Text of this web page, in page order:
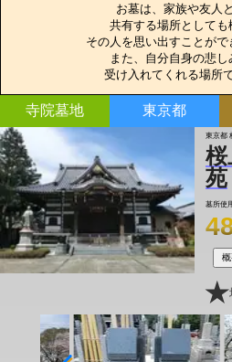
お墓は、家族や友人
共有する場所としても
その人を思い出すことがで
また、自分自身の悲
受け入れてくれる場所
寺院墓地 東京都
東京都
苑
墓所使